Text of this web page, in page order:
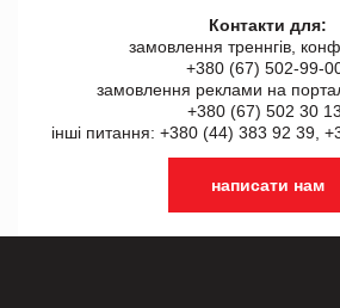
Контакти для:
замовлення треннгів,
+380 (67) 502-99-
замовлення реклами на
+380 (67) 502 30 13,
інші питання: +380 (44) 383 92 39,
написати нам